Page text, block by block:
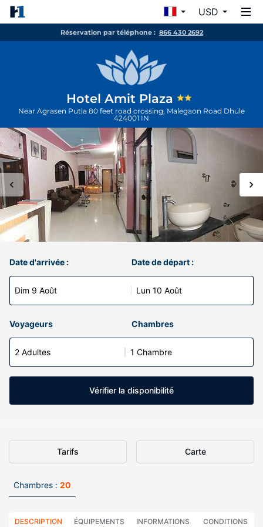
USD
Réservation par téléphone : 866 430 2692
Hotel Amit Plaza
Near Agrasen Putla 80 feet road crossing, Malegaon Road Dhule
424001 IN
Date d'arrivée :
Dim 9 Août
Date de départ :
Lun 10 Août
Voyageurs Chambres
2 Adultes 1 Chambre
Vérifier la disponibilité
Tarifs Carte
Chambres : 20
DESCRIPTION
ÉQUIPEMENTS
INFORMATIONS
CONDITIONS